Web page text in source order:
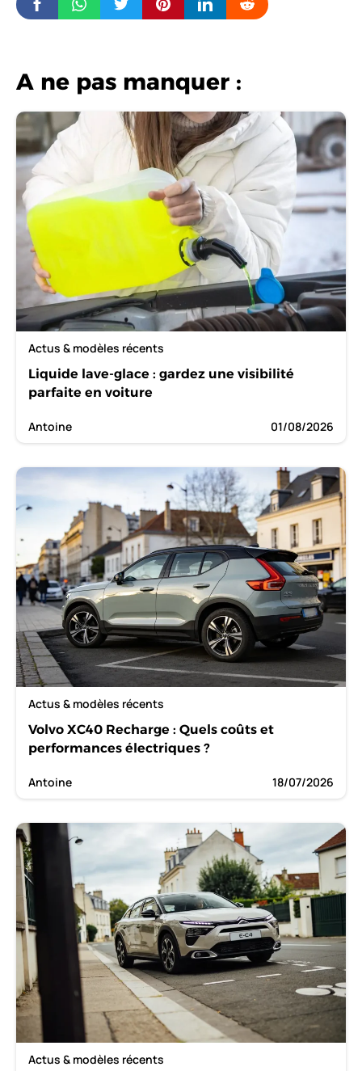
A ne pas manquer :
Actus & modèles récents
Liquide lave-glace : gardez une visibilité
parfaite en voiture
Antoine 01/08/2026
Actus & modèles récents
Volvo XC40 Recharge : Quels coûts et
performances électriques ?
Antoine 18/07/2026
Actus & modèles récents